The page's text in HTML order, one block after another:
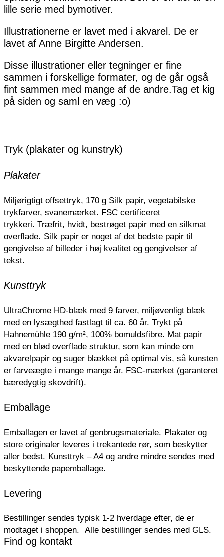
lille serie med bymotiver.
Illustrationerne er lavet med i akvarel. De er
lavet af Anne Birgitte Andersen.
Disse illustrationer eller tegninger er fine
sammen i forskellige formater, og de går også
fint sammen med mange af de andre.Tag et kig
på siden og saml en væg :o)
Tryk (plakater og kunstryk)
Plakater
Miljørigtigt offsettryk, 170 g Silk papir, vegetabilske
trykfarver, svanemærket. FSC certificeret
trykkeri. Træfrit, hvidt, bestrøget papir med en silkmat
overflade. Silk papir er noget af det bedste papir til
gengivelse af billeder i høj kvalitet og gengivelser af
tekst.
Kunsttryk
UltraChrome HD-blæk med 9 farver, miljøvenligt blæk
med en lysægthed fastlagt til ca. 60 år. Trykt på
Hahnemühle 190 g/m², 100% bomuldsfibre. Mat papir
med en blød overflade struktur, som kan minde om
akvarelpapir og suger blækket på optimal vis, så kunsten
er farveægte i mange mange år. FSC-mærket (garanteret
bæredygtig skovdrift).
Emballage
Emballagen er lavet af genbrugsmateriale. Plakater og
store originaler leveres i trekantede rør, som beskytter
aller bedst. Kunsttryk – A4 og andre mindre sendes med
beskyttende papemballage.
Levering
Bestillinger sendes typisk 1-2 hverdage efter, de er
modtaget i shoppen. Alle bestillinger sendes med GLS.
Find og kontakt